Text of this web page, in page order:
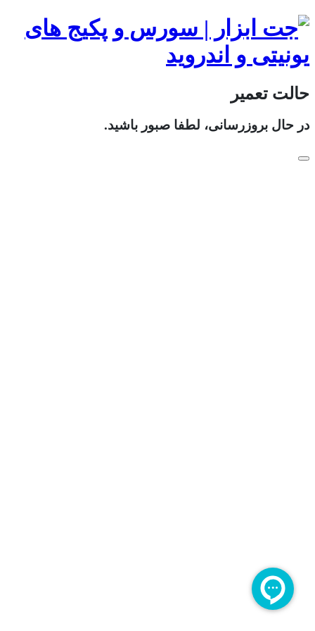
حالت تعمیر
در حال بروزرسانی، لطفا صبور باشید.